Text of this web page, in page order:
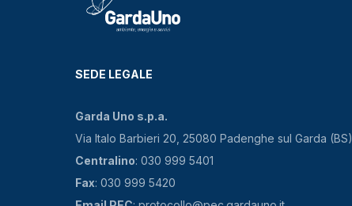
SEDE LEGALE
Garda Uno s.p.a.
Via Italo Barbieri 20, 25080 Padenghe sul Garda (BS)
Centralino: 030 999 5401
Fax: 030 999 5420